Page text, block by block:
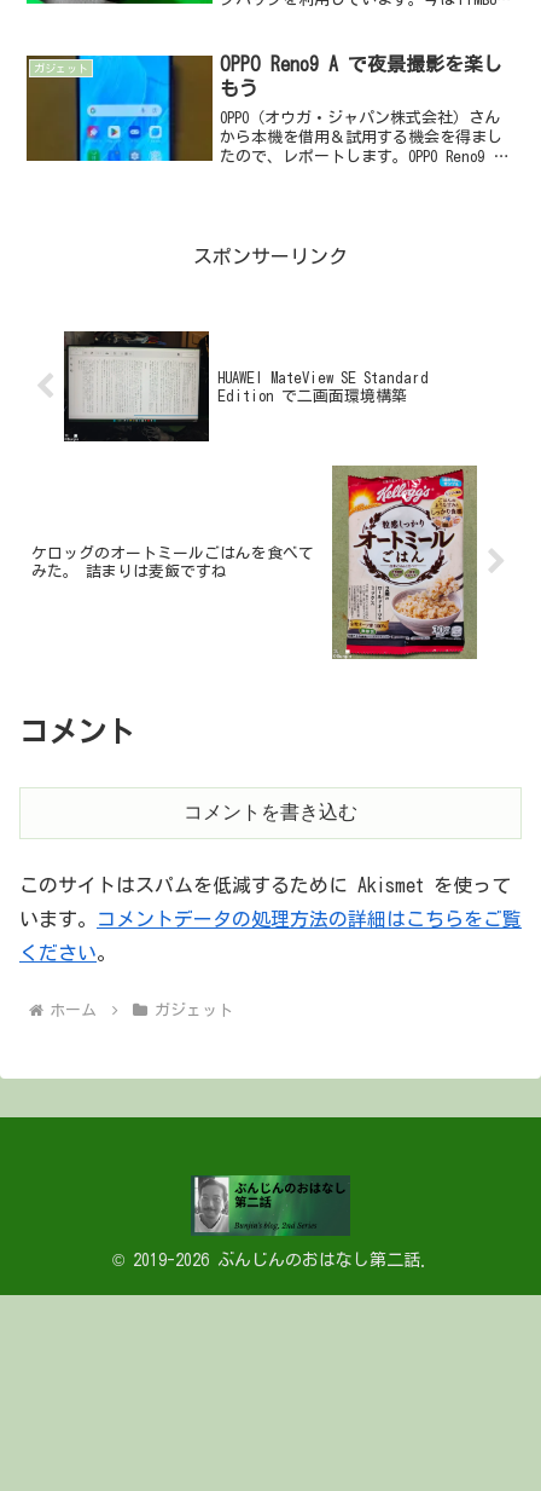
チ）ノートパソコンも余裕で入るし、ポ
ケットもいっぱい...
ガジェット
OPPO Reno9 A で夜景撮影を楽し
もう
OPPO（オウガ・ジャパン株式会社）さん
から本機を借用＆試用する機会を得まし
たので、レポートします。OPPO Reno9 A
スポンサーリンク
HUAWEI MateView SE Standard
Edition で二画面環境構築
ケロッグのオートミールごはんを食べて
みた。 詰まりは麦飯ですね
コメント
コメントを書き込む
このサイトはスパムを低減するために Akismet を使って
います。
コメントデータの処理方法の詳細はこちらをご覧
ください。
ホーム ガジェット
© 2019-2026 ぶんじんのおはなし第二話.